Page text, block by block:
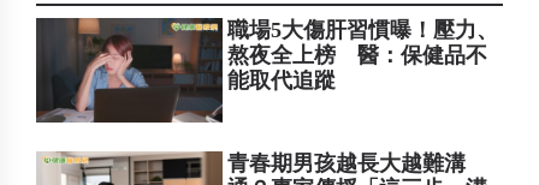
職場5大傷肝習慣曝！壓力、
熬夜全上榜 醫：保健品不
能取代追蹤
青春期男孩越長大越難溝